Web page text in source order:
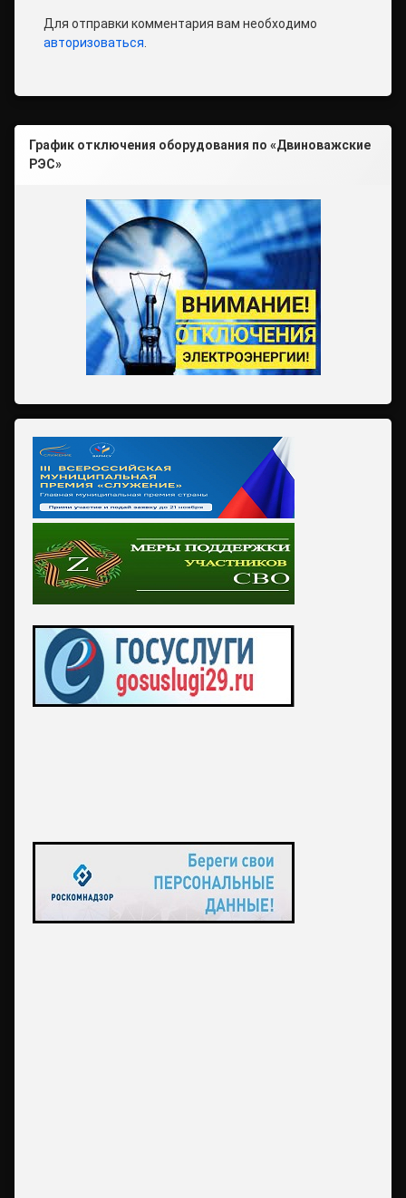
Для отправки комментария вам необходимо
авторизоваться
График отключения оборудования по «Двиноважские
РЭС»